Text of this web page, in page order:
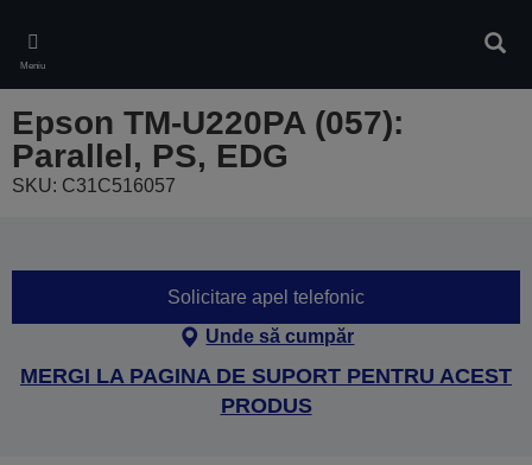
main
content
Meniu
Epson TM-U220PA (057):
Parallel, PS, EDG
SKU: C31C516057
Solicitare apel telefonic
Unde să cumpăr
MERGI LA PAGINA DE SUPORT PENTRU ACEST
PRODUS